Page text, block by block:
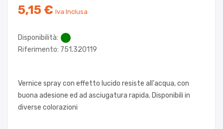
5,15 € Iva Inclusa
Disponibilità:
Riferimento: 751.320119
Vernice spray con effetto lucido resiste all'acqua, con
buona adesione ed ad asciugatura rapida. Disponibili in
diverse colorazioni